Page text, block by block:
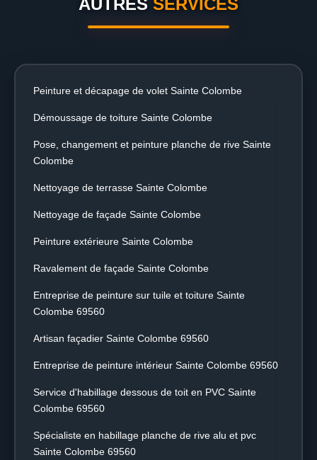
AUTRES SERVICES
Peinture et décapage de volet Sainte Colombe
Démoussage de toiture Sainte Colombe
Pose, changement et peinture planche de rive Sainte
Colombe
Nettoyage de terrasse Sainte Colombe
Nettoyage de façade Sainte Colombe
Peinture extérieure Sainte Colombe
Ravalement de façade Sainte Colombe
Entreprise de peinture sur tuile et toiture Sainte
Colombe 69560
Artisan façadier Sainte Colombe 69560
Entreprise de peinture intérieur Sainte Colombe 69560
Service d'habillage dessous de toit en PVC Sainte
Colombe 69560
Spécialiste en habillage planche de rive alu et pvc
Sainte Colombe 69560